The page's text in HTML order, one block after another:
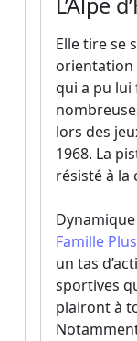
Elle tire se
orientation
qui a pu
lors des
1968. La
résisté à
Famille Plus
un tas
sportives
plairont à